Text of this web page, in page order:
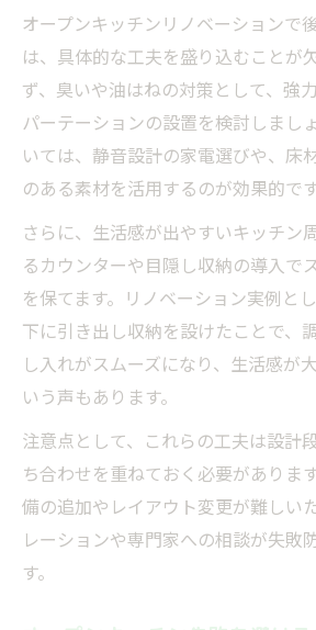
オープンキッチンリノベーションで
は、具体的な工夫を盛り込むことが
ず、臭いや油はねの対策として、強
パーテーションの設置を検討しまし
いては、静音設計の家電選びや、床
のある素材を活用するのが効果的です
さらに、生活感が出やすいキッチン
るカウンターや目隠し収納の導入で
を保てます。リノベーション実例と
下に引き出し収納を設けたことで、
し入れがスムーズになり、生活感が
いう声もあります。
注意点として、これらの工夫は設計
ち合わせを重ねておく必要がありま
備の追加やレイアウト変更が難しい
レーションや専門家への相談が失敗
す。